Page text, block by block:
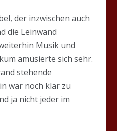
der inzwischen auch
die Leinwand
Musik und
amüsierte sich sehr.
stehende
war noch klar zu
ja nicht jeder im